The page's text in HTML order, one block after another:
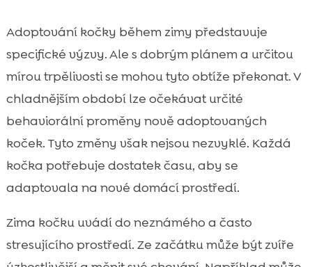
Adoptování kočky během zimy představuje
specifické výzvy. Ale s dobrým plánem a určitou
mírou trpělivosti se mohou tyto obtíže překonat. V
chladnějším období lze očekávat určité
behaviorální proměny nově adoptovaných
koček. Tyto změny však nejsou nezvyklé. Každá
kočka potřebuje dostatek času, aby se
adaptovala na nové domácí prostředí.
Zima kočku uvádí do neznámého a často
stresujícího prostředí. Ze začátku může být zvíře